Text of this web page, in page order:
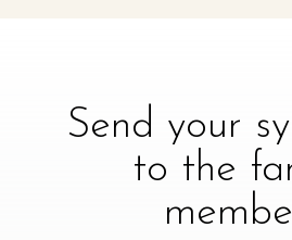
Send your
to the